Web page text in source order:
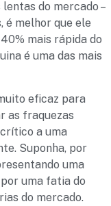
do mercado –
é melhor que ele
mais rápida do
é uma das mais
eficaz para
as fraquezas
a uma
Suponha, por
uma
uma fatia do
do mercado.